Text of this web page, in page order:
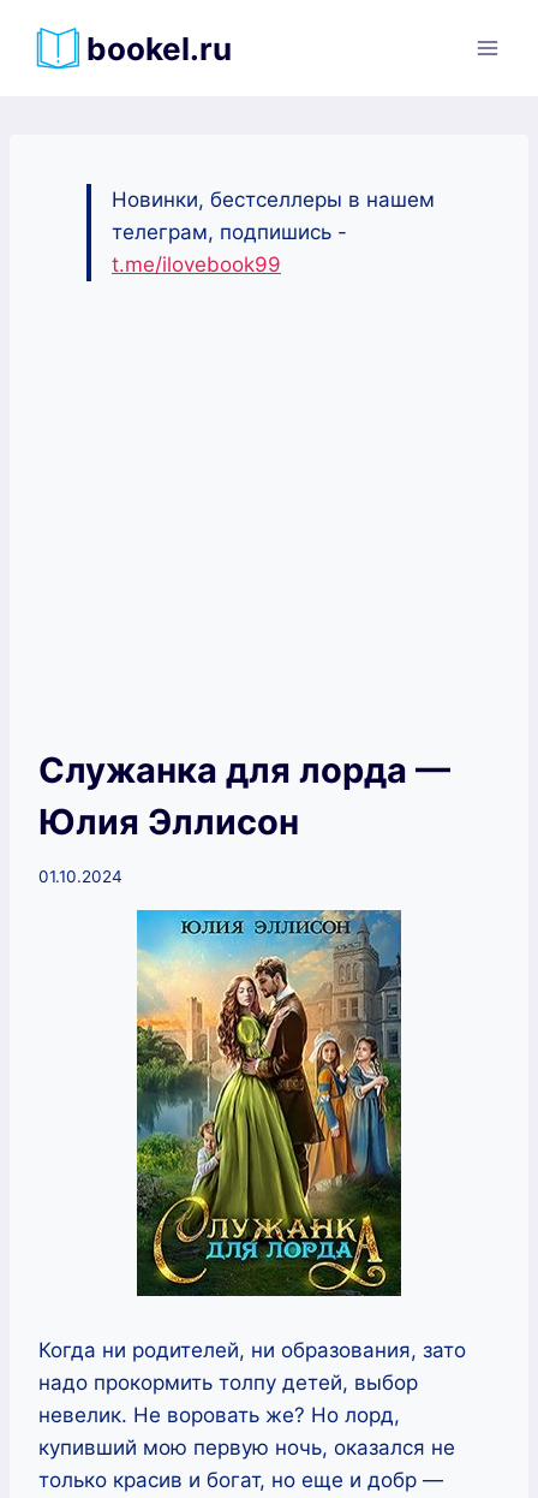
bookel.ru
Новинки, бестселлеры в нашем
телеграм, подпишись -
t.me/ilovebook99
Служанка для лорда —
Юлия Эллисон
01.10.2024
Когда ни родителей, ни образования, зато
надо прокормить толпу детей, выбор
невелик. Не воровать же? Но лорд,
купивший мою первую ночь, оказался не
только красив и богат, но еще и добр —